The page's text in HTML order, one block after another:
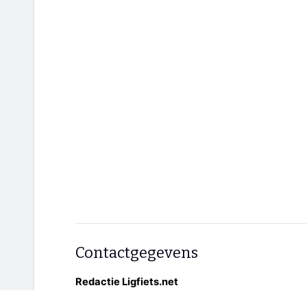
Contactgegevens
Redactie Ligfiets.net